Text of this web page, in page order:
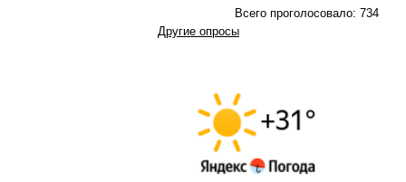
Всего проголосовало: 734
Другие опросы